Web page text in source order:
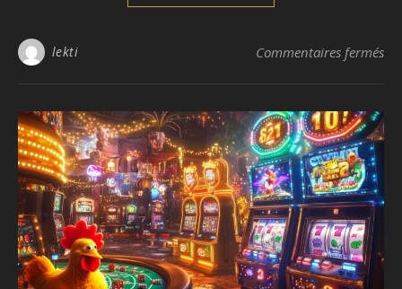
lekti Commentaires fermés